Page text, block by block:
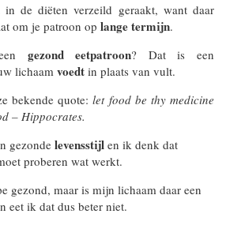
de diëten verzeild geraakt, want daar
om je patroon op lange termijn.
gezond eetpatroon? Dat is een
lichaam voedt in plaats van vult.
bekende quote:let food be thy medicine
– Hippocrates.
gezonde levensstijl en ik denk dat
proberen wat werkt.
gezond, maar is mijn lichaam daar een
eet ik dat dus beter niet.